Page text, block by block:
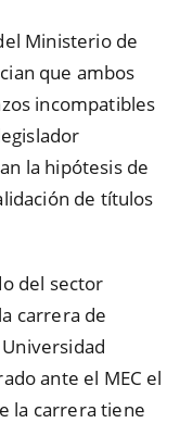
Ministerio de
que ambos
incompatibles
la hipótesis de
de títulos
del sector
carrera de
ante el MEC el
la carrera tiene